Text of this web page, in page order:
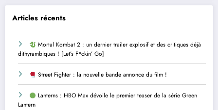
Articles récents
Mortal Kombat 2 : un dernier trailer explosif et des critiques déjà
dithyrambiques ! [Let’s F*ckin’ Go]
Street Fighter : la nouvelle bande annonce du film !
Lanterns : HBO Max dévoile le premier teaser de la série Green
Lantern